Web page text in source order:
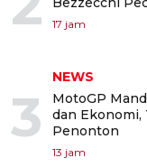
17 jam
3
NEWS
MotoGP
dan Ekonomi,
Penonton
13 jam